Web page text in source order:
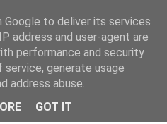
TOP
to deliver its services
address and user-agent are
performance and security
generate usage
address abuse.
GOT IT